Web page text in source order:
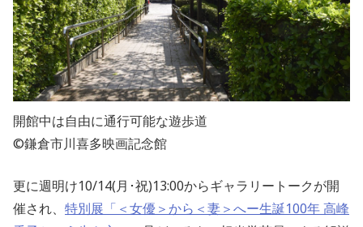
開館中は自由に通行可能な遊歩道
©鎌倉市川喜多映画記念館
更に週明け10/14(月･祝)13:00からギャラリートークが開
催され、 特別展「＜女優＞から＜妻＞へー生誕100年 高峰